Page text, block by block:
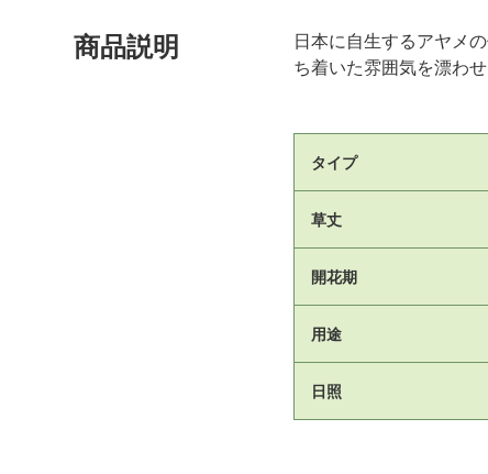
商品説明
日本に自生するアヤメ
ち着いた雰囲気を漂わ
タイプ
草丈
開花期
用途
日照